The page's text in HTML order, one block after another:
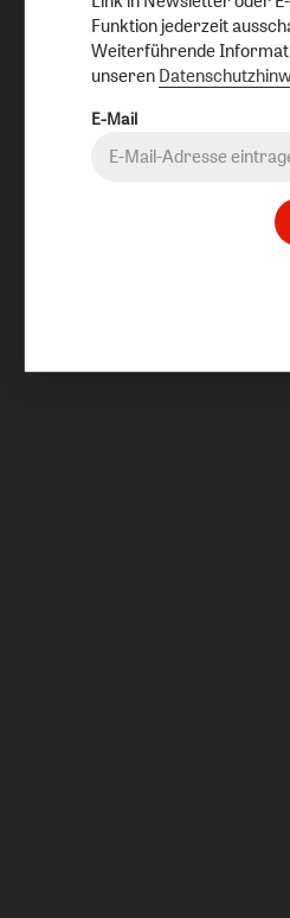
Funktion jederzeit
Weiterführende
unseren
E-Mail